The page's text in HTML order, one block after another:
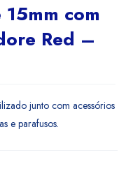
com
Red –
junto com acessórios
e parafusos.